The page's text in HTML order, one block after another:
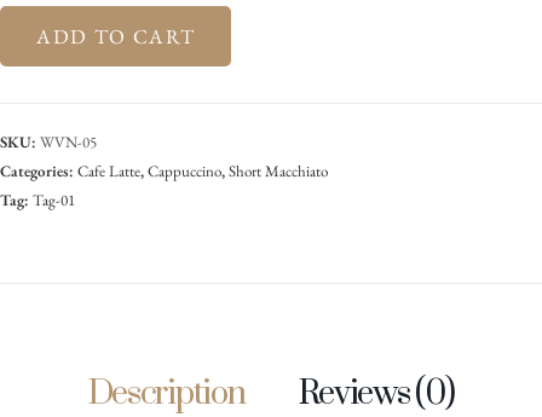
ADD TO CART
SKU: WVN-05
Categories: Cafe Latte,Cappuccino,Short Macchiato
Tag: Tag-01
Description Reviews (0)